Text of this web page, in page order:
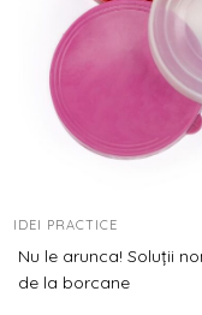
IDEI PRACTICE
Nu le arunca! Soluții
de la borcane